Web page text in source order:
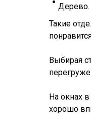
Дерево.
Такие
Выбирая
На окнах
хорошо